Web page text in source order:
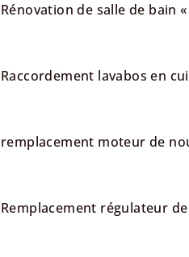
Rénovation de salle de bain
Raccordement lavabos en
remplacement moteur de
Remplacement régulateur